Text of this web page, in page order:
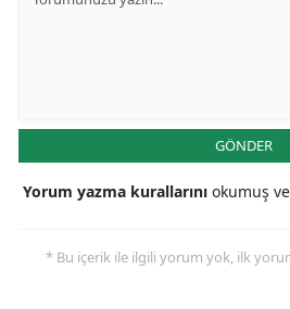
GÖNDER
Yorum yazma kurallarını okumuş ve
* Bu içerik ile ilgili yorum yok, ilk